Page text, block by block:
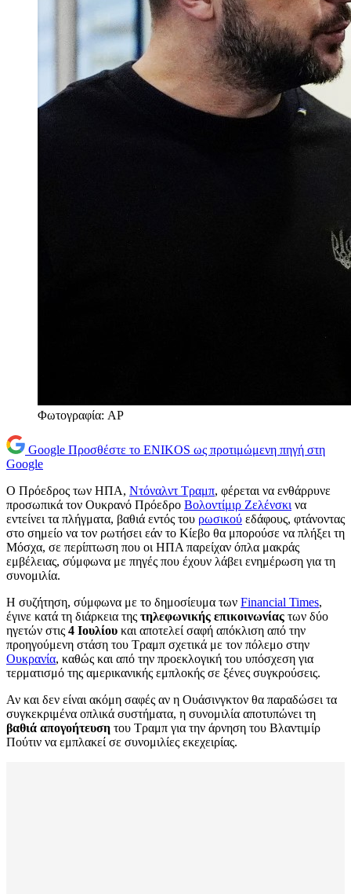
Φωτογραφία: AP
Google Προσθέστε το ENIKOS ως προτιμώμενη πηγή στη
Google
Ο Πρόεδρος των ΗΠΑ, Ντόναλντ Τραμπ, φέρεται να ενθάρρυνε
προσωπικά τον Ουκρανό Πρόεδρο Βολοντίμιρ Ζελένσκι να
εντείνει τα πλήγματα, βαθιά εντός του ρωσικού εδάφους, φτάνοντας
στο σημείο να τον ρωτήσει εάν το Κίεβο θα μπορούσε να πλήξει τη
Μόσχα, σε περίπτωση που οι ΗΠΑ παρείχαν όπλα μακράς
εμβέλειας, σύμφωνα με πηγές που έχουν λάβει ενημέρωση για τη
συνομιλία.
Η συζήτηση, σύμφωνα με το δημοσίευμα των Financial Times,
έγινε κατά τη διάρκεια της τηλεφωνικής επικοινωνίας των δύο
ηγετών στις 4 Ιουλίου και αποτελεί σαφή απόκλιση από την
προηγούμενη στάση του Τραμπ σχετικά με τον πόλεμο στην
Ουκρανία, καθώς και από την προεκλογική του υπόσχεση για
τερματισμό της αμερικανικής εμπλοκής σε ξένες συγκρούσεις.
Αν και δεν είναι ακόμη σαφές αν η Ουάσινγκτον θα παραδώσει τα
συγκεκριμένα οπλικά συστήματα, η συνομιλία αποτυπώνει τη
βαθιά απογοήτευση του Τραμπ για την άρνηση του Βλαντιμίρ
Πούτιν να εμπλακεί σε συνομιλίες εκεχειρίας.